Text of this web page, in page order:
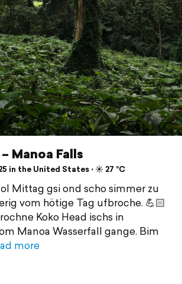
Manoa Falls
in the United States ⋅ ☀️ 27 °C
Mittag gsi ond scho simmer zu
vom hötige Tag ufbroche. 💪🏻
Koko Head ischs in
Manoa Wasserfall gange. Bim
more